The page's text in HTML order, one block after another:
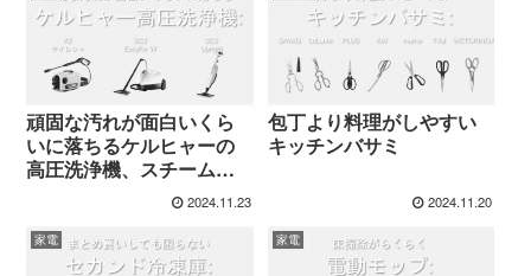
頑固な汚れが面白いくら
いに落ちるケルヒャーの
高圧洗浄機、スチームク
2024.11.23
包丁より料理がしやすい
キッチンバサミ
2024.11.20
家電 家電